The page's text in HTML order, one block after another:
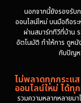
นอกจากนี้ยังรองรับ
ออนไลน์ใหม่ บนมือถือร
ผ่านสมาร์ททีวีที่บ้าน
อัตโนมัติ ทำให้การ ดูห
กับปัญห
ไม่พลาดทุกกระแ
ออนไลน์ใหม่ ได้ทุ
รวมความหลากหลายมา